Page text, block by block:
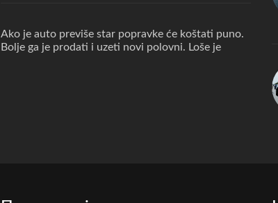
Ako je auto previše star popravke će koštati puno.
Bolje ga je prodati i uzeti novi polovni. Loše je